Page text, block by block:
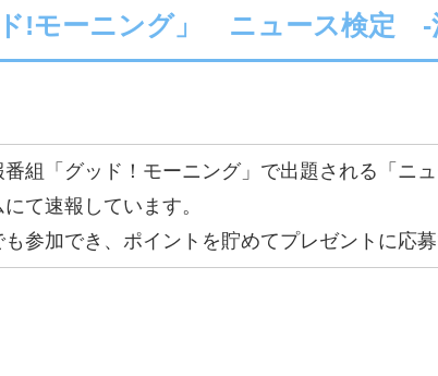
ド!モーニング」 ニュース検定 -
番組「グッド！モーニング」で出題される「ニ
て速報しています。
も参加でき、ポイントを貯めてプレゼントに応募